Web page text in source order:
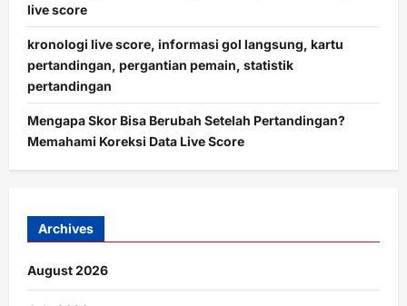
live score
kronologi live score, informasi gol langsung, kartu
pertandingan, pergantian pemain, statistik
pertandingan
Mengapa Skor Bisa Berubah Setelah Pertandingan?
Memahami Koreksi Data Live Score
Archives
August 2026